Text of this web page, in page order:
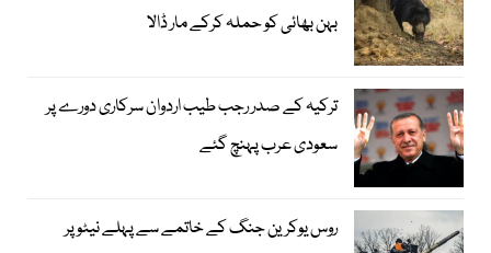
بہن بھائی کو حملہ کرکے مار ڈالا
ترکیہ کے صدر رجب طیب اردوان سرکاری دورے پر
سعودی عرب پہنچ گئے
روس یوکرین جنگ کے خاتمے سے پہلے نیٹو پر